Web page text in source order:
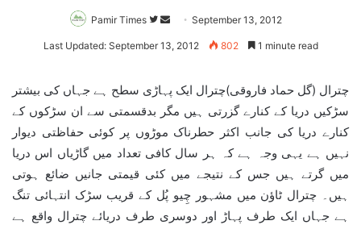
Pamir Times
Follow
on
Send
an
September 13, 2012
Last Updated: September 13, 2012 802 1 minute read
چترال (گل حماد فاروقی)چترال ایک پہاڑی سطح ہے جہاں کی بیشتر
سڑکیں دریا کے کنارے گزرتی ہیں مگر بدقسمتی سے ان سڑکوں کے
کنارے دریا کی جانب اکثر حطرناک موڑوں پر کوئی حفاظتی دیوار
نہیں ہے یہی وجہ ہے کہ ہر سال کافی تعداد میں گاڑیاں اس دریا
میں گرتے ہیں جس کے نتیجے میں کئی قیمتی جانیں ضائع ہوتی
ہیں۔ چترال ٹاؤن میں مشہور چِیو پُل کے قریب سڑک انتہائی تنگ
ہے جہاں ایک طرف پہاڑ اور دوسری طرف دریائے چترال واقع ہے